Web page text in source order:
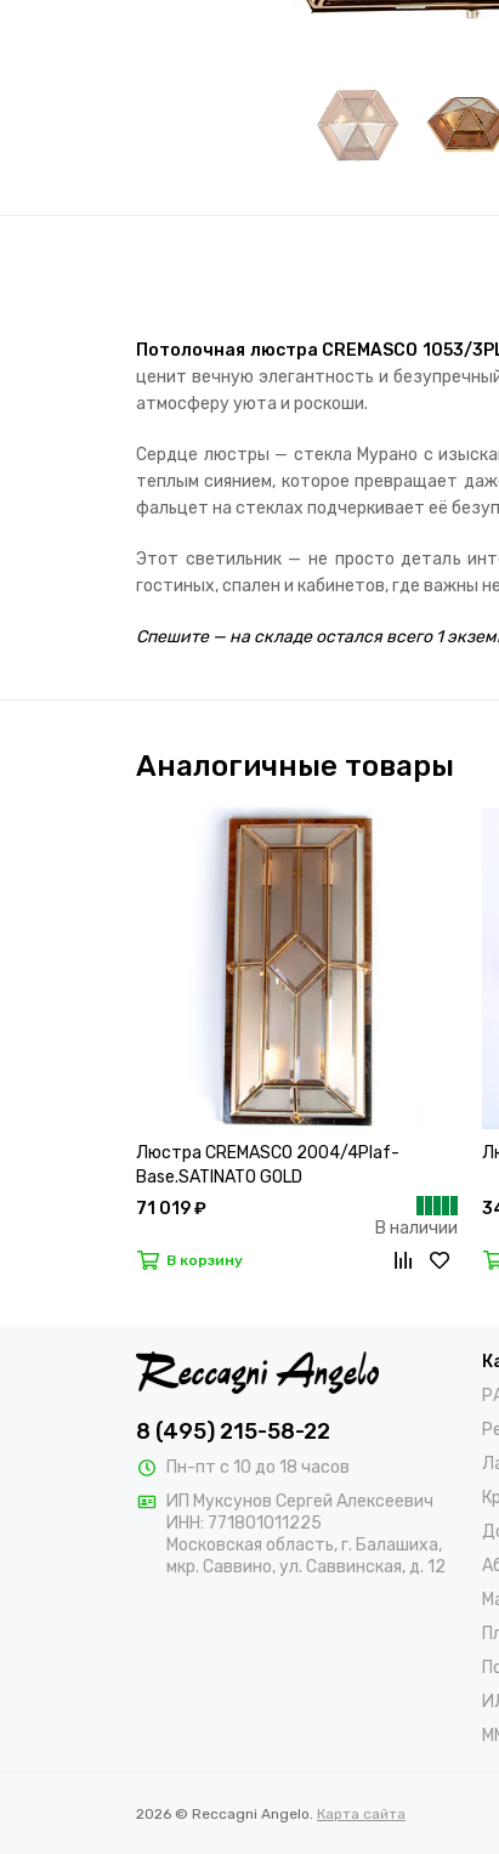
Потолочная люстра CREMASCO 1053/
ценит вечную элегантность и
атмосферу уюта и роскоши.
Сердце люстры — стекла Мурано с
теплым сиянием, которое превращает
фальцет на стеклах подчеркивает её
Этот светильник — не просто деталь
гостиных, спален и кабинетов, где важны
Спешите — на складе остался всего 1
Аналогичные товары
Люстра CREMASCO 2004/4Plaf-
Base.SATINATO GOLD
71 019 ₽
В наличии
В корзину
8 (495) 215-58-22
Пн-пт с 10 до 18 часов
ИП Муксунов Сергей Алексеевич
ИНН: 771801011225
Московская область, г. Балашиха,
мкр. Саввино, ул. Саввинская, д. 12
2026 © Reccagni Angelo. Карта сайта